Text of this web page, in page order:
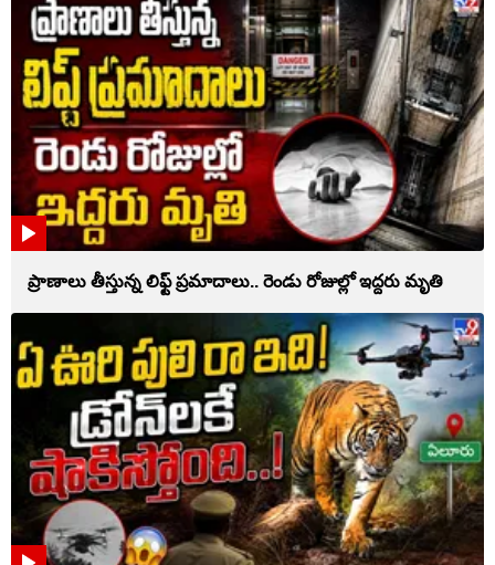
ప్రాణాలు తీస్తున్న లిఫ్ట్‌ ప్రమాదాలు.. రెండు రోజుల్లో ఇద్దరు మృతి